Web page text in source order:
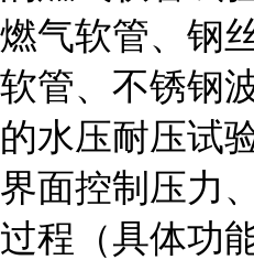
燃气软管、钢
软管、不锈钢
的水压耐压试
界面控制压力
过程（具体功